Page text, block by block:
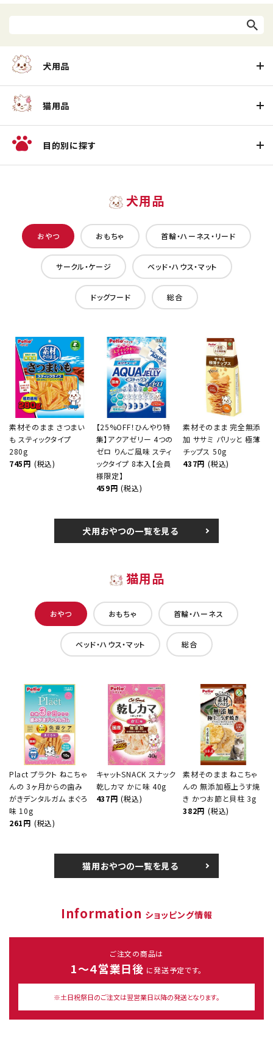
犬用品
猫用品
目的別に探す
犬用品
おやつ おもちゃ 首輪・ハーネス・リード
サークル・ケージ ベッド・ハウス・マット
ドッグフード 総合
素材そのまま さつまい
も スティックタイプ
280g
745円 (税込)
【25%OFF！ひんやり特
集】アクアゼリー 4つの
ゼロ りんご風味 スティ
ックタイプ 8本入【会員
様限定】
459円 (税込)
素材そのまま 完全無添
加 ササミ パリッと 極薄
チップス 50g
437円 (税込)
犬用おやつの一覧を見る
猫用品
おやつ おもちゃ 首輪・ハーネス
ベッド・ハウス・マット 総合
Plact プラクト ねこちゃ
んの 3ヶ月からの歯み
がきデンタルガム まぐろ
味 10g
261円 (税込)
キャットSNACK スナック
乾しカマ かに味 40g
437円 (税込)
素材そのまま ねこちゃ
んの 無添加極上うす焼
き かつお節と貝柱 3g
382円 (税込)
猫用おやつの一覧を見る
Information ショッピング情報
ご注文の商品は
1～４営業日後 に発送予定です。
※土日祝祭日のご注文は翌営業日以降の発送となります。